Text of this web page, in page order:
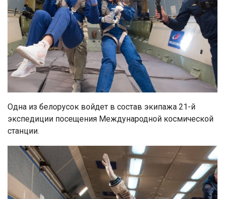
Одна из белорусок войдет в состав экипажа 21-й
экспедиции посещения Международной космической
станции.